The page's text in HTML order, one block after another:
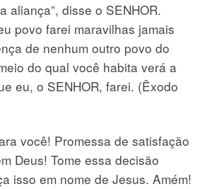
aliança”, disse o SENHOR.
povo farei maravilhas jamais
de nenhum outro povo do
do qual você habita verá a
eu, o SENHOR, farei. (Êxodo
você! Promessa de satisfação
Deus! Tome essa decisão
isso em nome de Jesus. Amém!